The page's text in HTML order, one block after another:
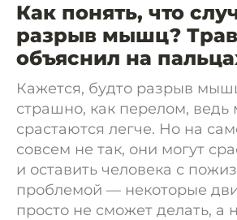
Как понять, что
разрыв мышц?
объяснил на
Кажется, будто разрыв
страшно, как перелом, ведь
срастаются легче. Но на
совсем не так, они могут
и оставить человека с
проблемой — некоторые
просто не сможет делать, а